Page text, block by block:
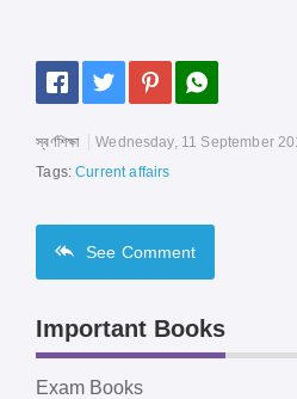
স্বর্ণশিক্ষা
Wednesday, 11 September
Tags:Current affairs
See Comment
Important Books
Exam Books